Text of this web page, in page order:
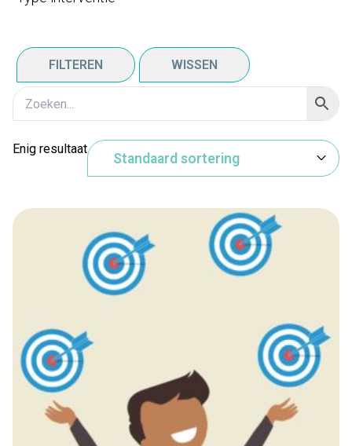
FILTEREN WISSEN
Enig resultaat